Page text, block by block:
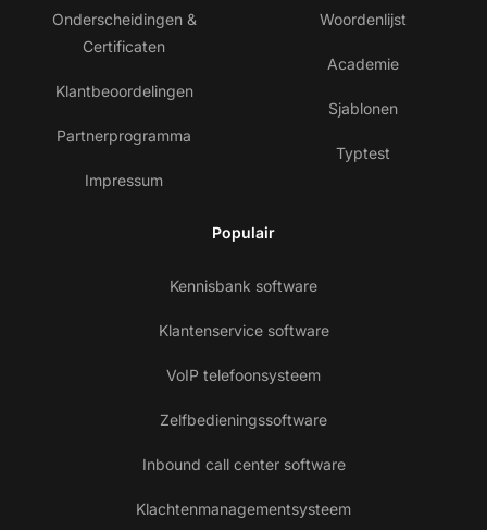
Onderscheidingen &
Certificaten
Klantbeoordelingen
Partnerprogramma
Impressum
Woordenlijst
Academie
Sjablonen
Typtest
Populair
Kennisbank software
Klantenservice software
VoIP telefoonsysteem
Zelfbedieningssoftware
Inbound call center software
Klachtenmanagementsysteem